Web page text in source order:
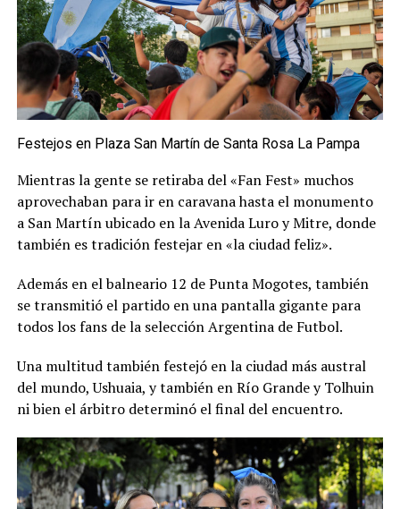
Festejos en Plaza San Martín de Santa Rosa La Pampa
Mientras la gente se retiraba del «Fan Fest» muchos
aprovechaban para ir en caravana hasta el monumento
a San Martín ubicado en la Avenida Luro y Mitre, donde
también es tradición festejar en «la ciudad feliz».
Además en el balneario 12 de Punta Mogotes, también
se transmitió el partido en una pantalla gigante para
todos los fans de la selección Argentina de Futbol.
Una multitud también festejó en la ciudad más austral
del mundo, Ushuaia, y también en Río Grande y Tolhuin
ni bien el árbitro determinó el final del encuentro.